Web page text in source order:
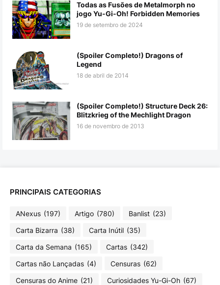
Todas as Fusões de Metalmorph no
jogo Yu-Gi-Oh! Forbidden Memories
19 de setembro de 2024
(Spoiler Completo!) Dragons of
Legend
18 de abril de 2014
(Spoiler Completo!) Structure Deck 26:
Blitzkrieg of the Mechlight Dragon
16 de novembro de 2013
PRINCIPAIS CATEGORIAS
ANexus (197) Artigo (780) Banlist (23)
Carta Bizarra (38) Carta Inútil (35)
Carta da Semana (165) Cartas (342)
Cartas não Lançadas (4) Censuras (62)
Censuras do Anime (21) Curiosidades Yu-Gi-Oh (67)